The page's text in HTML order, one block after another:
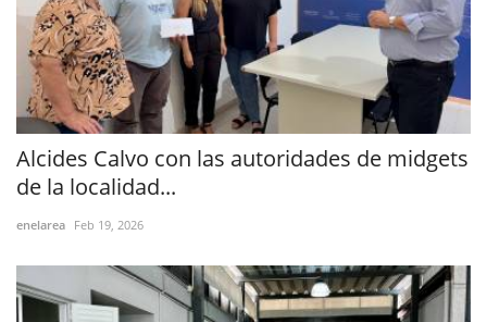
Alcides Calvo con las autoridades de midgets
de la localidad...
enelarea Feb 19, 2026